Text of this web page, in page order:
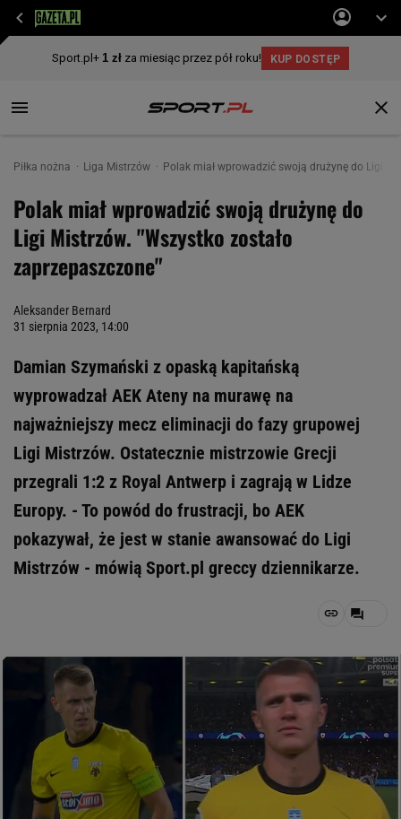
Piłka nożna Liga Mistrzów Polak miał wprowadzić swoją drużynę do Ligi
Polak miał wprowadzić swoją drużynę do
Ligi Mistrzów. "Wszystko zostało
zaprzepaszczone"
Aleksander Bernard
31 sierpnia 2023, 14:00
Damian Szymański z opaską kapitańską
wyprowadzał AEK Ateny na murawę na
najważniejszy mecz eliminacji do fazy grupowej
Ligi Mistrzów. Ostatecznie mistrzowie Grecji
przegrali 1:2 z Royal Antwerp i zagrają w Lidze
Europy. - To powód do frustracji, bo AEK
pokazywał, że jest w stanie awansować do Ligi
Mistrzów - mówią Sport.pl greccy dziennikarze.